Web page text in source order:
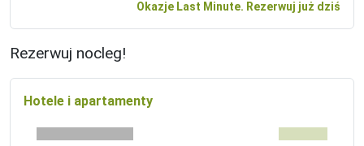
Okazje Last Minute. Rezerwuj już dziś
Rezerwuj nocleg!
Hotele i apartamenty